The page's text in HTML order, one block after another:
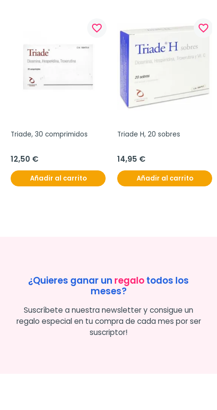
favorite_border
Triade, 30 comprimidos
12,50 €
Añadir al carrito
favorite_border
Triade H, 20 sobres
14,95 €
Añadir al carrito
¿Quieres ganar un regalotodos los
meses?
Suscríbete a nuestra newsletter y consigue un
regalo especial en tu compra de cada mes por ser
suscriptor!